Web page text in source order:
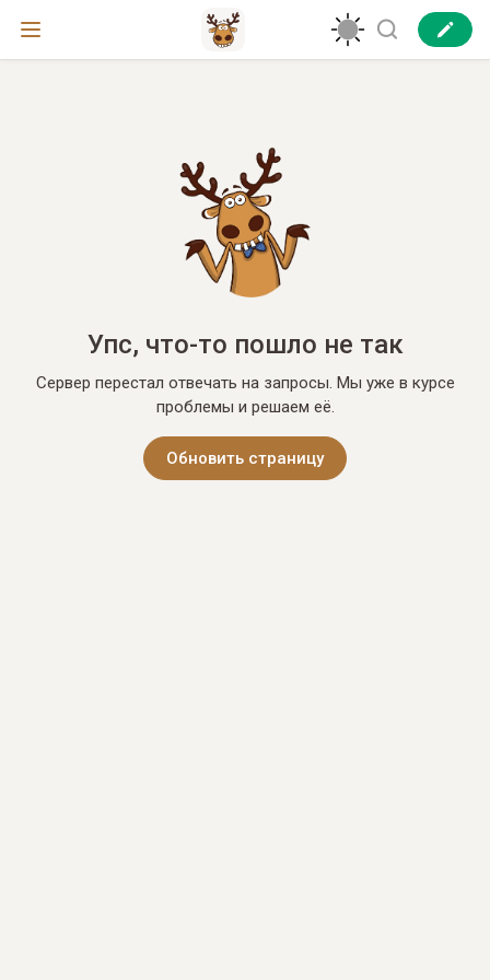
Упс, что-то пошло не так
Сервер перестал отвечать на запросы. Мы уже в курсе
проблемы и решаем её.
Обновить страницу